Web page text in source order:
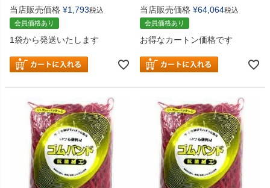
当店販売価格 ¥1,793税込
会員価格あり
1袋から発送いたします
当店販売価格 ¥64,064税込
会員価格あり
お得なカートン価格です